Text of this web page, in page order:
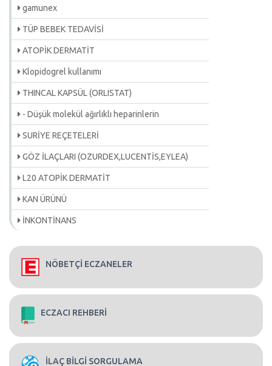
gamunex
TÜP BEBEK TEDAVİSİ
ATOPİK DERMATİT
Klopidogrel kullanımı
THINCAL KAPSÜL (ORLISTAT)
- Düşük molekül ağırlıklı heparinlerin
SURİYE REÇETELERİ
GÖZ İLAÇLARI (OZURDEX,LUCENTİS,EYLEA)
L20 ATOPİK DERMATİT
KAN ÜRÜNÜ
İNKONTİNANS
NÖBETÇİ ECZANELER
ECZACI REHBERİ
İLAÇ BİLGİ SORGULAMA